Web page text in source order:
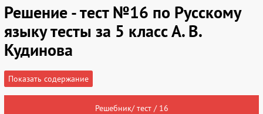
Решение - тест №16 по Русскому
языку тесты за 5 класс А. В.
Кудинова
Показать содержание
Решебник/ тест / 16